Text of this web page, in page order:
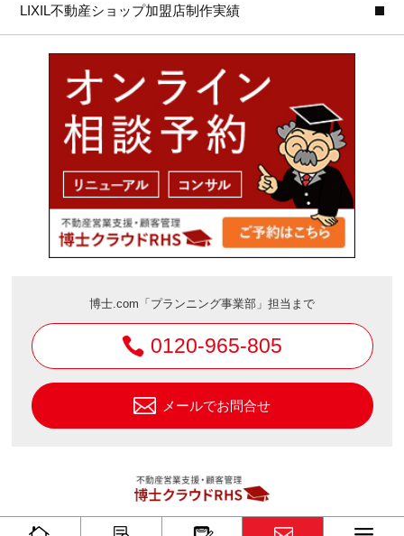
LIXIL不動産ショップ加盟店制作実績
博士.com「プランニング事業部」担当まで
0120-965-805
メールでお問合せ